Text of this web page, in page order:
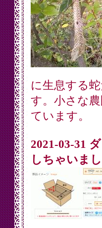
に生息する
す。小さな
ています。
2021-03-31
しちゃいま